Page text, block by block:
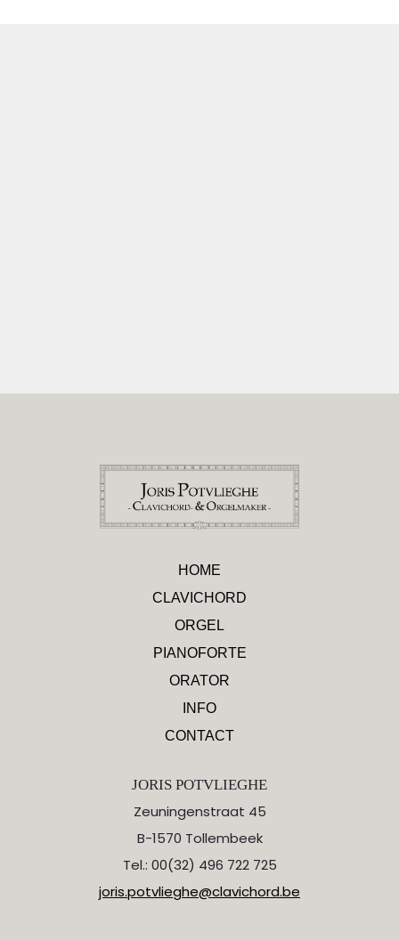
HOME
CLAVICHORD
ORGEL
PIANOFORTE
ORATOR
INFO
CONTACT
JORIS POTVLIEGHE
Zeuningenstraat 45
B-1570 Tollembeek
Tel.: 00(32) 496 722 725
joris.potvlieghe@clavichord.be